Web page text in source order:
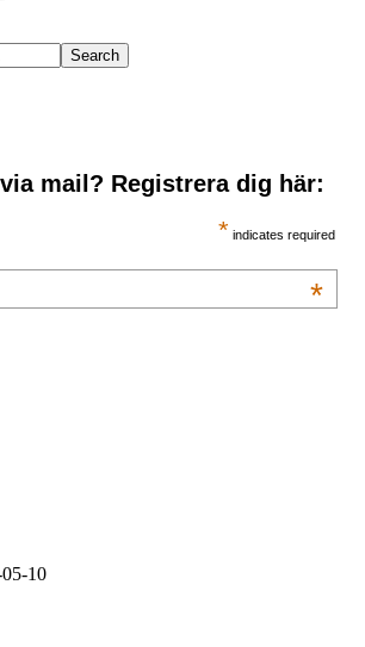
mail? Registrera dig här:
* indicates required
*
10